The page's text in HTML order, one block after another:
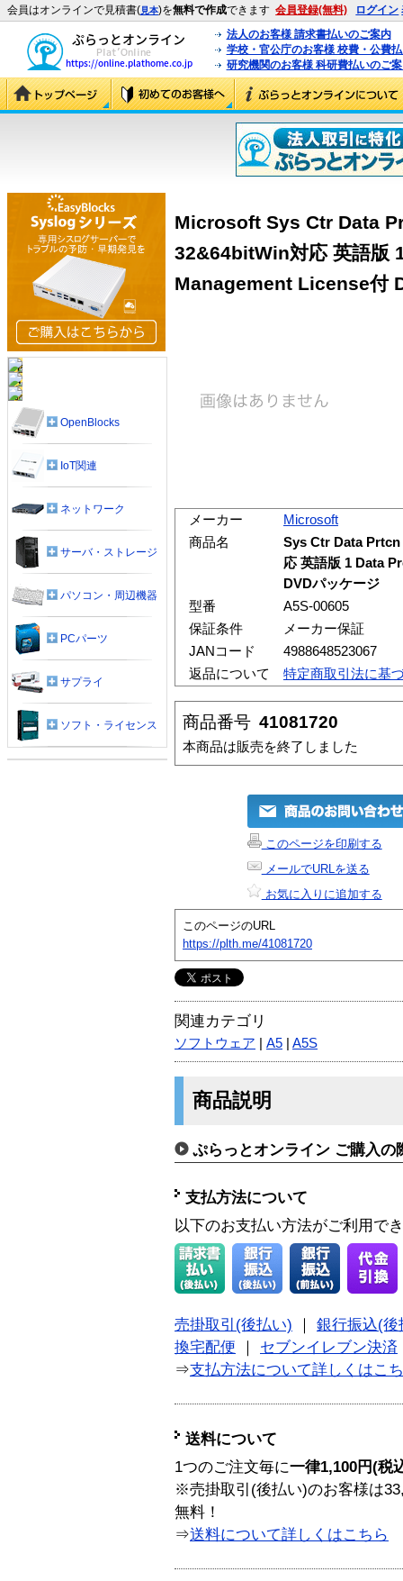
会員はオンラインで見積書(見本)を無料で作成できます 会員登録(無料) ログイン
法人のお客様 請求書払いのご案内
学校・官公庁のお客様 校費・公費
研究機関のお客様 科研費払いのご
Microsoft Sys Ctr Data
32&64bitWin対応 英語版
Management License付
メーカー
Microsoft
商品名
Sys Ctr Data Prtcn
応 英語版 1 Data
DVDパッケージ
型番
A5S-00605
保証条件
メーカー保証
JANコード
4988648523067
返品について
特定商取引法に基
商品番号 41081720
本商品は販売を終了しました
このページを印刷する
メールでURLを送る
お気に入りに追加する
このページのURL
https://plth.me/41081720
関連カテゴリ
ソフトウェア A5 A5S
商品説明
ぷらっとオンライン ご購入の
支払方法について
以下のお支払い方法がご利用で
売掛取引(後払い)
銀行振込(後
換宅配便
セブンイレブン決済
⇒支払方法について詳しくはこ
送料について
1つのご注文毎に一律1,100円(税
※売掛取引(後払い)のお客様は
無料！
⇒送料について詳しくはこちら
OpenBlocks
IoT関連
ネットワーク
サーバ・ストレージ
パソコン・周辺機器
PCパーツ
サプライ
ソフト・ライセンス